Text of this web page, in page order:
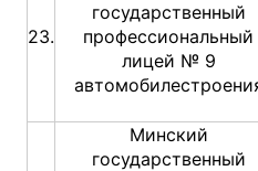
23.
государственный
профессиональный
лицей № 9
Минский
государственный